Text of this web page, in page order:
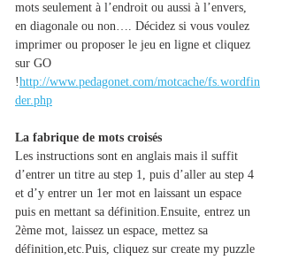
mots seulement à l’endroit ou aussi à l’envers,
en diagonale ou non…. Décidez si vous voulez
imprimer ou proposer le jeu en ligne et cliquez
sur GO
!http://www.pedagonet.com/motcache/fs.wordfin
der.php
La fabrique de mots croisés
Les instructions sont en anglais mais il suffit
d’entrer un titre au step 1, puis d’aller au step 4
et d’y entrer un 1er mot en laissant un espace
puis en mettant sa définition.Ensuite, entrez un
2ème mot, laissez un espace, mettez sa
définition,etc.Puis, cliquez sur create my puzzle